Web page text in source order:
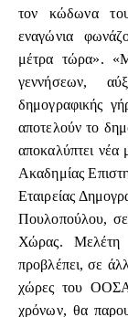
τον κώδωνα
εναγώνια
μέτρα τώρα».
γεννήσεων,
δημογραφικής
αποτελούν το
αποκαλύπτει νέα
Ακαδημίας
Εταιρείας
Πουλοπούλου,
Χώρας. Μελέτη
προβλέπει, σε
χώρες του ΟΟΣΑ
χρόνων, θα